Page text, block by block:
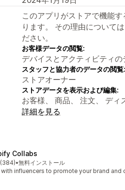
このアプリがストアで機能
ります。 その理由について
ださい。
お客様データの閲覧:
デバイスとアクティビティの
スタッフと協力者のデータの閲覧:
ストアオーナー
ストアデータを表示および編集:
お客様、 商品、 注文、 ディ
詳細を見る
Collabs
星中
(384)
ビュー数：384件
•無料インストール
with influencers to promote your brand and